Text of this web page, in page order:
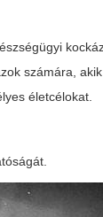
számára,
életcélokat.